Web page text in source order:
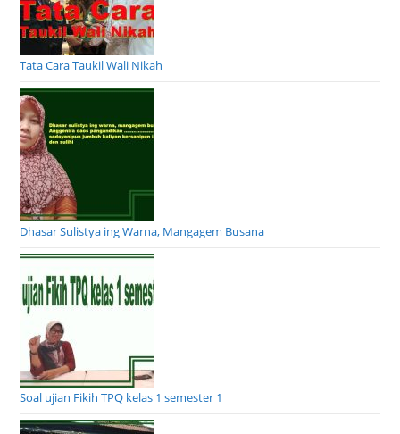
Tata Cara Taukil Wali Nikah
Dhasar Sulistya ing Warna, Mangagem Busana
Soal ujian Fikih TPQ kelas 1 semester 1